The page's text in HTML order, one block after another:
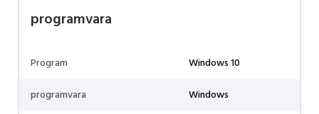
programvara
Program
Windows 10
programvara
Windows